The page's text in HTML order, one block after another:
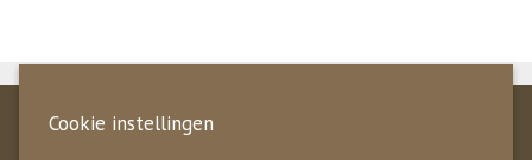
Kroostopvang
Cookie instellingen